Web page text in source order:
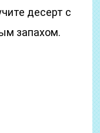
десерт с
запахом.